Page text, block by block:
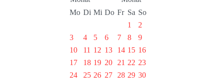
Mo Di Mi Do Fr Sa So
1
2
3
4 5 6 7 8
9
10
11 12 13 14 15 16
17
18 19 20 21 22 23
24
25 26 27 28 29 30